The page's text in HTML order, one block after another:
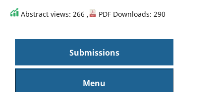
Abstract views: 266 , PDF Downloads: 290
Submissions
Menu